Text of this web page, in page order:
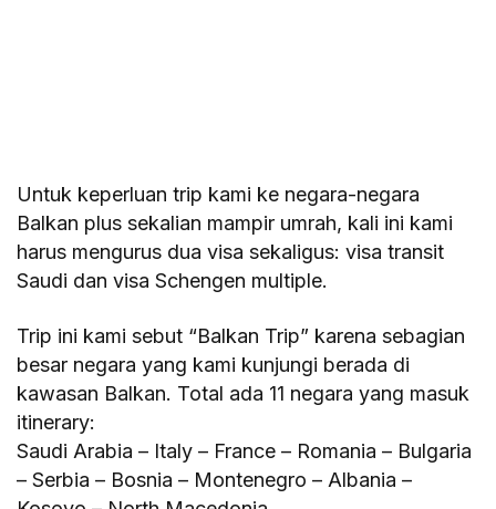
Untuk keperluan trip kami ke negara-negara
Balkan plus sekalian mampir umrah, kali ini kami
harus mengurus dua visa sekaligus: visa transit
Saudi dan visa Schengen multiple.
Trip ini kami sebut “Balkan Trip” karena sebagian
besar negara yang kami kunjungi berada di
kawasan Balkan. Total ada 11 negara yang masuk
itinerary:
Saudi Arabia – Italy – France – Romania – Bulgaria
– Serbia – Bosnia – Montenegro – Albania –